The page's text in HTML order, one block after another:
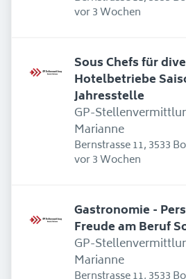
Erschienen:
vor 3 Wochen
Sous Chefs für
Hotelbetriebe Saison oder
Jahresstelle
GP-
Marianne
Bernstrasse 11, 3533
Erschienen:
vor 3 Wochen
Gastronomie -
Freude am Beruf
GP-
Marianne